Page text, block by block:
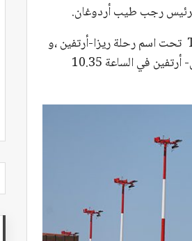
رجب طيب أردوغان.
هبطت طائرة ركاب الخطوط الجوية التركية رقم TK 2538 تحت اسم رحلة ريزا-أرتفين ،و
التي كانت قد أقلعت اليوم من مطار إسطنبول في الساعة 08.30 ، في مطار ريزى- أرتفين في الساعة 10.35